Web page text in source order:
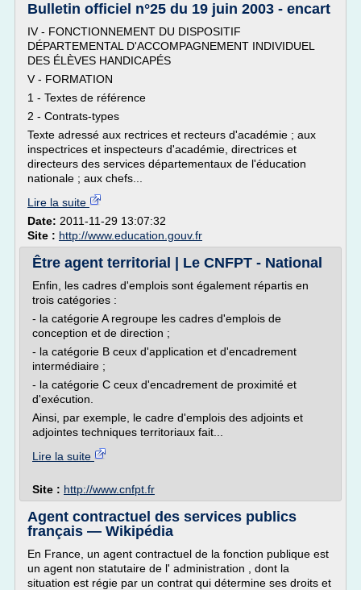
Bulletin officiel n°25 du 19 juin 2003 - encart
IV - FONCTIONNEMENT DU DISPOSITIF
DÉPARTEMENTAL D'ACCOMPAGNEMENT INDIVIDUEL
DES ÉLÈVES HANDICAPÉS
V - FORMATION
1 - Textes de référence
2 - Contrats-types
Texte adressé aux rectrices et recteurs d'académie ; aux
inspectrices et inspecteurs d'académie, directrices et
directeurs des services départementaux de l'éducation
nationale ; aux chefs...
Lire la suite
Date: 2011-11-29 13:07:32
Site : http://www.education.gouv.fr
Être agent territorial | Le CNFPT - National
Enfin, les cadres d'emplois sont également répartis en
trois catégories :
- la catégorie A regroupe les cadres d'emplois de
conception et de direction ;
- la catégorie B ceux d'application et d'encadrement
intermédiaire ;
- la catégorie C ceux d'encadrement de proximité et
d'exécution.
Ainsi, par exemple, le cadre d'emplois des adjoints et
adjointes techniques territoriaux fait...
Lire la suite
Site : http://www.cnfpt.fr
Agent contractuel des services publics
français — Wikipédia
En France, un agent contractuel de la fonction publique est
un agent non statutaire de l' administration , dont la
situation est régie par un contrat qui détermine ses droits et